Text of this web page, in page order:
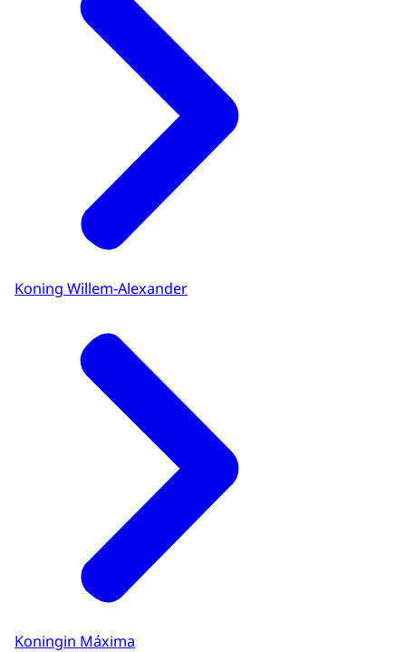
Koning Willem-Alexander
Koningin Máxima